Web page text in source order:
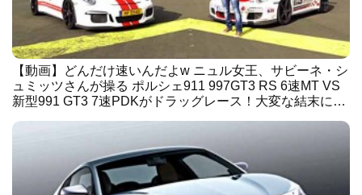
【動画】どんだけ速いんだよw ニュル女王、サビーネ・シ
ュミッツさんが操る ポルシェ911 997GT3 RS 6速MT VS
新型991 GT3 7速PDKがドラッグレース！大変な結末に…